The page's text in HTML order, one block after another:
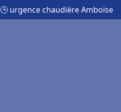
🕒 urgence chaudière Amboise